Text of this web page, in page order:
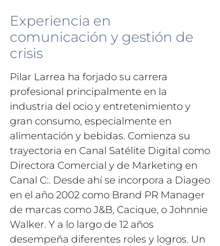
Experiencia en
comunicación y gestión de
crisis
Pilar Larrea ha forjado su carrera
profesional principalmente en la
industria del ocio y entretenimiento y
gran consumo, especialmente en
alimentación y bebidas. Comienza su
trayectoria en Canal Satélite Digital como
Directora Comercial y de Marketing en
Canal C:. Desde ahí se incorpora a Diageo
en el año 2002 como Brand PR Manager
de marcas como J&B, Cacique, o Johnnie
Walker. Y a lo largo de 12 años
desempeña diferentes roles y logros. Un